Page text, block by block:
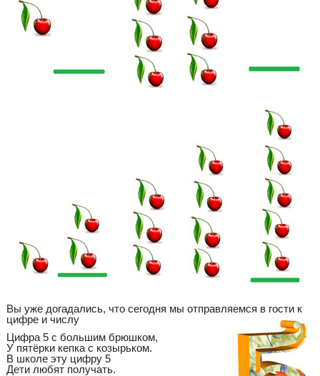
Вы уже догадались, что сегодня мы отправляемся в гости к
цифре и числу
Цифра 5 с большим брюшком,
У пятёрки кепка с козырьком.
В школе эту цифру 5
Дети любят получать.